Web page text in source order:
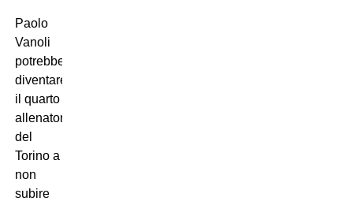
Paolo
Vanoli
potrebbe
diventare
il quarto
allenatore
del
Torino a
non
subire